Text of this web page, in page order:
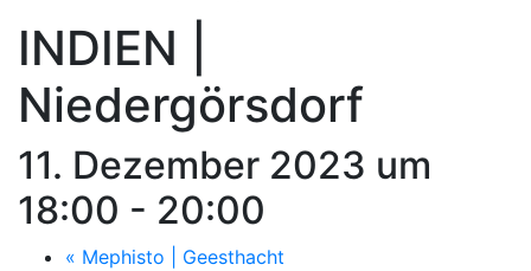
INDIEN |
Niedergörsdorf
11. Dezember 2023 um
18:00 - 20:00
« Mephisto | Geesthacht